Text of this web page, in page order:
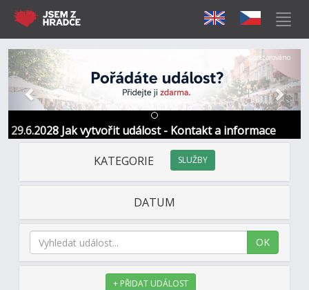
29.6.2028 Jak vytvořit událost - Kontakt a informace
Předchozí Další
Sponzorováno
KATEGORIE SLUŽBY
DATUM
OK
+ PŘIDAT UDÁLOST